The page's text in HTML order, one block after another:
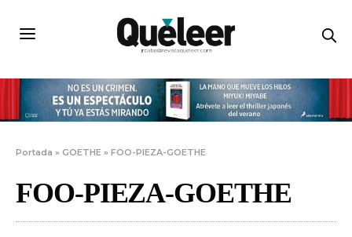
Portada »GOETHE »FOO-PIEZA-GOETHE
FOO-PIEZA-GOETHE